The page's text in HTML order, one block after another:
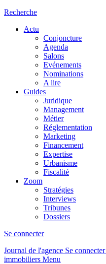
Recherche
Actu
Conjoncture
Agenda
Salons
Evénements
Nominations
A lire
Guides
Juridique
Management
Métier
Réglementation
Marketing
Financement
Expertise
Urbanisme
Fiscalité
Zoom
Stratégies
Interviews
Tribunes
Dossiers
Se connecter
Journal de l'agence Se connecter
immobiliers Menu